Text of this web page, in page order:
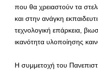
που θα χρειαστούν τα
και στην ανάγκη
τεχνολογική επάρκεια,
ικανότητα υλοποίησης
Η συμμετοχή του